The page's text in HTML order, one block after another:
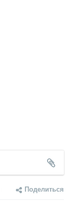
Поделиться